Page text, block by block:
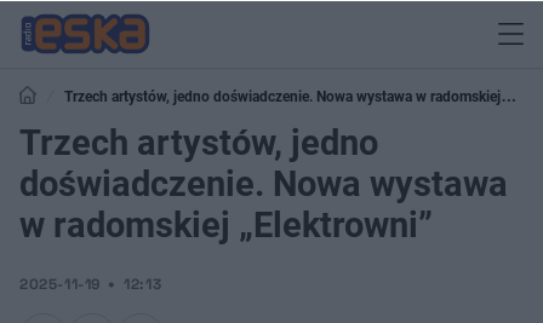
Trzech artystów, jedno doświadczenie. Nowa wystawa w radomskiej
„Elektrowni”
Trzech artystów, jedno
doświadczenie. Nowa wystawa
w radomskiej „Elektrowni”
2025-11-19 12:13